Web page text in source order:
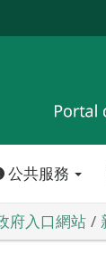
公共服務
府入口網站